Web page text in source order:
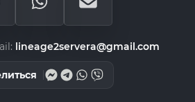
lineage2servera@gmail.com